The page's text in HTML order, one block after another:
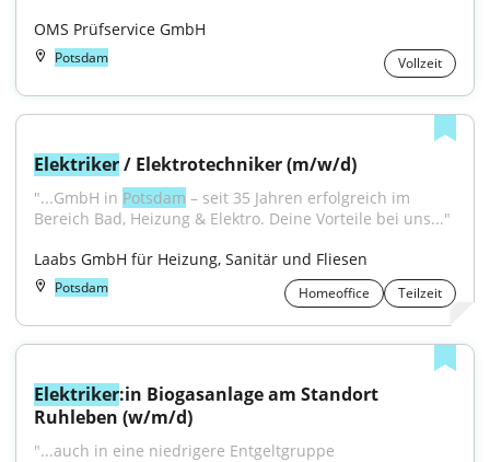
OMS Prüfservice GmbH
Potsdam Vollzeit
Elektriker / Elektrotechniker (m/w/d)
"...GmbH in Potsdam – seit 35 Jahren erfolgreich im
Bereich Bad, Heizung & Elektro. Deine Vorteile bei uns..."
Laabs GmbH für Heizung, Sanitär und Fliesen
Potsdam Homeoffice Teilzeit
Elektriker:in Biogasanlage am Standort
Ruhleben (w/m/d)
"...auch in eine niedrigere Entgeltgruppe